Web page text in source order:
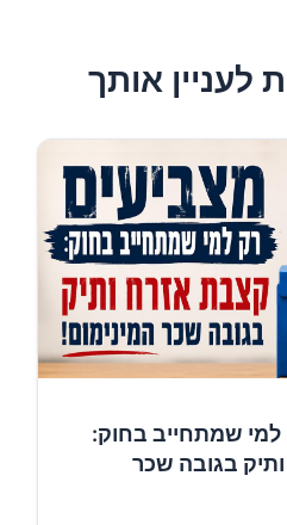
לעניין אותך
למי שמתחייב בחוק:
בגובה שכר